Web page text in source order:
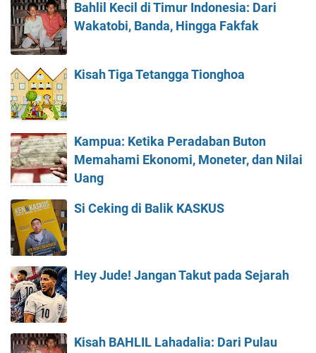
Bahlil Kecil di Timur Indonesia: Dari
Wakatobi, Banda, Hingga Fakfak
Kisah Tiga Tetangga Tionghoa
Kampua: Ketika Peradaban Buton
Memahami Ekonomi, Moneter, dan Nilai
Uang
Si Ceking di Balik KASKUS
Hey Jude! Jangan Takut pada Sejarah
Kisah BAHLIL Lahadalia: Dari Pulau